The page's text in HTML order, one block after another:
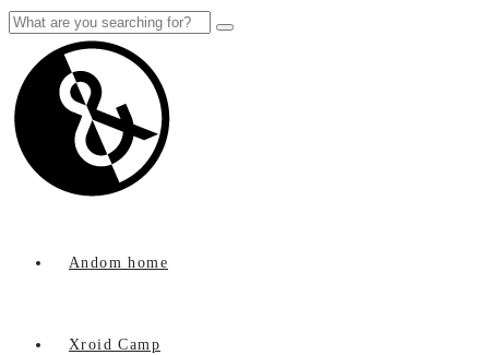
Andom home
Xroid Camp